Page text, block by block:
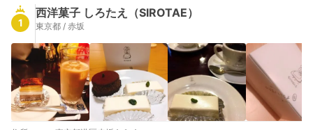
1
西洋菓子 しろたえ（SIROTAE）
東京都 / 赤坂